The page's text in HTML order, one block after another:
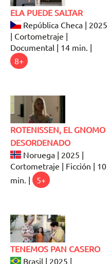
ELA PUEDE SALTAR
República Checa | 2025
| Cortometraje |
Documental | 14 min. |
8+
ROTENISSEN, EL GNOMO
DESORDENADO
Noruega | 2025 |
Cortometraje | Ficción | 10
min. |
5+
TENEMOS PAN CASERO
Brasil | 2025 |